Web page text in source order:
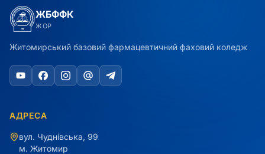
ЖБФФК
ЖОР
Житомирський базовий фармацевтичний фаховий коледж
АДРЕСА
вул. Чуднівська, 99
м. Житомир